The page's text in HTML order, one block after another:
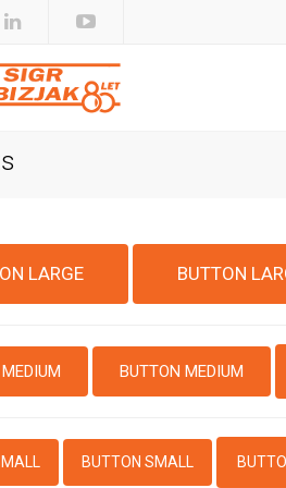
LARGE BUTTON
BUTTON MEDIUM
BUTTON SMALL